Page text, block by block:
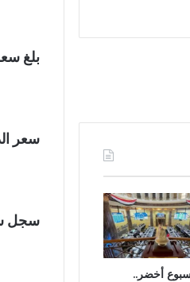
بلغ سعر
سعر
سجل سعر
أخضر..